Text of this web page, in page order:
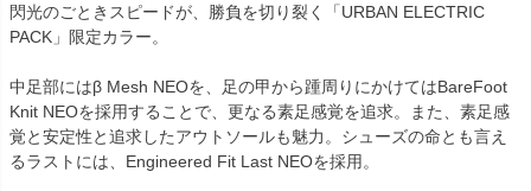
閃光のごときスピードが、勝負を切り裂く「URBAN ELECTRIC
PACK」限定カラー。
中足部にはβ Mesh NEOを、足の甲から踵周りにかけてはBareFoot
Knit NEOを採用することで、更なる素足感覚を追求。また、素足感
覚と安定性と追求したアウトソールも魅力。シューズの命とも言え
るラストには、Engineered Fit Last NEOを採用。